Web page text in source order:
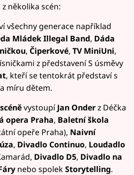
několika scén:
všechny generace například
Mládek Illegal Band, Dáda
, Čiperkové, TV MiniUni,
z představení S úsměvy
, kteří se tentokrát představí s
míru dětem.
vystoupíJan Onderz Déčka
opera Praha, Baletní škola
opeře Praha), Naivní
, Divadlo Continuo, Loudadlo
Divadlo D5, Divadlo na
nebo spolek Storytelling.